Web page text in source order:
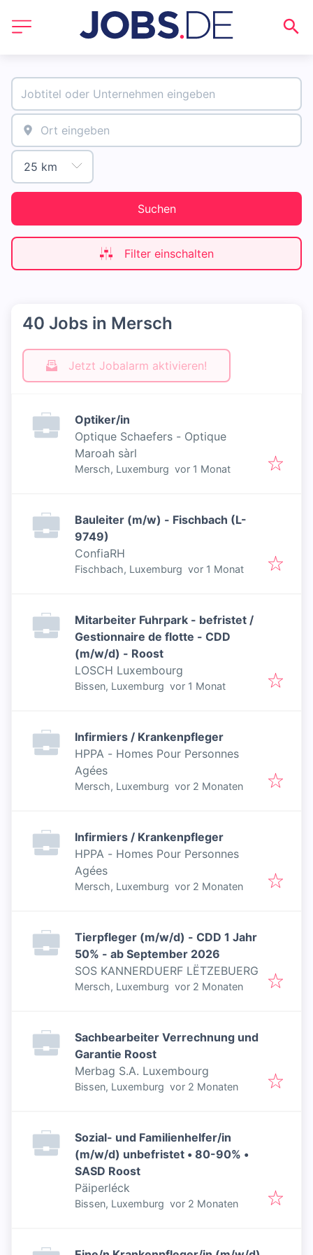
Suchen
Filter einschalten
40 Jobs in Mersch
Jetzt Jobalarm aktivieren!
Optiker/in
Optique Schaefers - Optique
Maroah sàrl
Mersch, Luxemburg Veröffentlicht
vor 1 Monat
Bauleiter (m/w) - Fischbach (L-
9749)
ConfiaRH
Fischbach, Luxemburg Veröffentlicht
vor 1 Monat
Mitarbeiter Fuhrpark - befristet /
Gestionnaire de flotte - CDD
(m/w/d) - Roost
LOSCH Luxembourg
Bissen, Luxemburg Veröffentlicht
vor 1 Monat
Infirmiers / Krankenpfleger
HPPA - Homes Pour Personnes
Agées
Mersch, Luxemburg Veröffentlicht:
vor 2 Monaten
Infirmiers / Krankenpfleger
HPPA - Homes Pour Personnes
Agées
Mersch, Luxemburg Veröffentlicht:
vor 2 Monaten
Tierpfleger (m/w/d) - CDD 1 Jahr
50% - ab September 2026
SOS KANNERDUERF LËTZEBUERG
Mersch, Luxemburg Veröffentlicht:
vor 2 Monaten
Sachbearbeiter Verrechnung und
Garantie Roost
Merbag S.A. Luxembourg
Bissen, Luxemburg Veröffentlicht:
vor 2 Monaten
Sozial- und Familienhelfer/in
(m/w/d) unbefristet • 80-90% •
SASD Roost
Päiperléck
Bissen, Luxemburg Veröffentlicht:
vor 2 Monaten